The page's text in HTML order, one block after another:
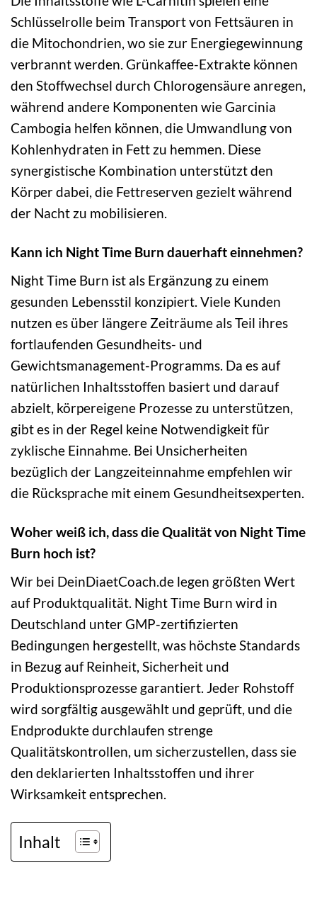
Schlüsselrolle beim Transport von Fettsäuren in
die Mitochondrien, wo sie zur Energiegewinnung
verbrannt werden. Grünkaffee-Extrakte können
den Stoffwechsel durch Chlorogensäure anregen,
während andere Komponenten wie Garcinia
Cambogia helfen können, die Umwandlung von
Kohlenhydraten in Fett zu hemmen. Diese
synergistische Kombination unterstützt den
Körper dabei, die Fettreserven gezielt während
der Nacht zu mobilisieren.
Kann ich Night Time Burn dauerhaft einnehmen?
Night Time Burn ist als Ergänzung zu einem
gesunden Lebensstil konzipiert. Viele Kunden
nutzen es über längere Zeiträume als Teil ihres
fortlaufenden Gesundheits- und
Gewichtsmanagement-Programms. Da es auf
natürlichen Inhaltsstoffen basiert und darauf
abzielt, körpereigene Prozesse zu unterstützen,
gibt es in der Regel keine Notwendigkeit für
zyklische Einnahme. Bei Unsicherheiten
bezüglich der Langzeiteinnahme empfehlen wir
die Rücksprache mit einem Gesundheitsexperten.
Woher weiß ich, dass die Qualität von Night Time
Burn hoch ist?
Wir bei DeinDiaetCoach.de legen größten Wert
auf Produktqualität. Night Time Burn wird in
Deutschland unter GMP-zertifizierten
Bedingungen hergestellt, was höchste Standards
in Bezug auf Reinheit, Sicherheit und
Produktionsprozesse garantiert. Jeder Rohstoff
wird sorgfältig ausgewählt und geprüft, und die
Endprodukte durchlaufen strenge
Qualitätskontrollen, um sicherzustellen, dass sie
den deklarierten Inhaltsstoffen und ihrer
Wirksamkeit entsprechen.
Inhalt